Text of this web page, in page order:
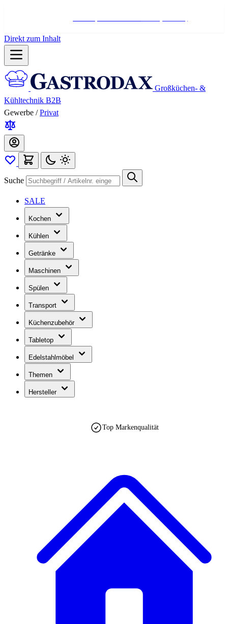
Direkt zum Inhalt
Großküchen- &
Kühltechnik B2B
Gewerbe / Privat
Suche
SALE
Kochen
Kühlen
Getränke
Maschinen
Spülen
Transport
Küchenzubehör
Tabletop
Edelstahlmöbel
Themen
Hersteller
Top Markenqualität